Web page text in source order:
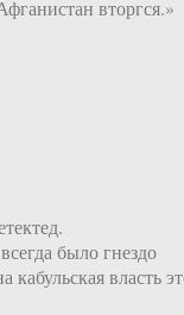
вторгся.»
было гнездо
власть